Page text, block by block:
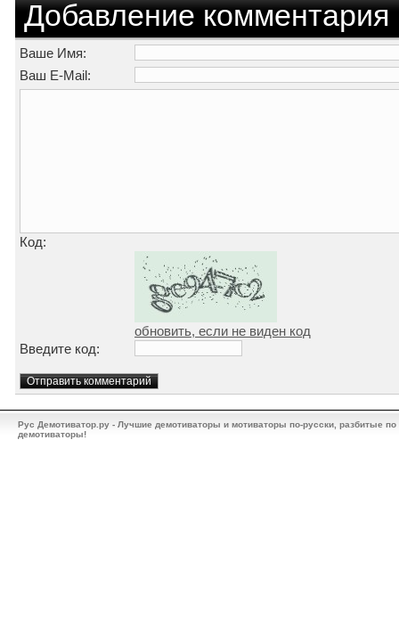
Добавление комментария
Ваше Имя:
Ваш E-Mail:
Код:
обновить, если не виден код
Введите код:
Рус Демотиватор.ру - Лучшие демотиваторы и мотиваторы по-русски, разбитые
демотиваторы!